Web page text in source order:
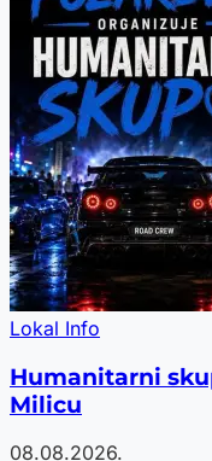
Lokal Info
Humanitarni
Milicu
08.08.2026.